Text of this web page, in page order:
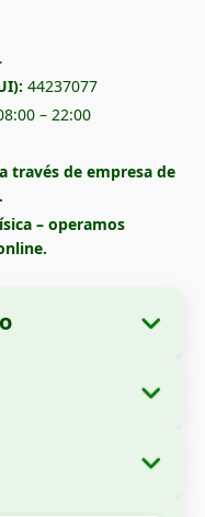
44237077
– 22:00
través de empresa de
– operamos